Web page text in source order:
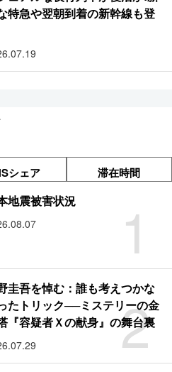
特急や翌朝到着の新幹線も登
シェア 滞在時間
1
地震被害状況
2
圭吾を悼む：誰も考えつかな
たトリック──ミステリーの金
『容疑者Ｘの献身』の舞台裏